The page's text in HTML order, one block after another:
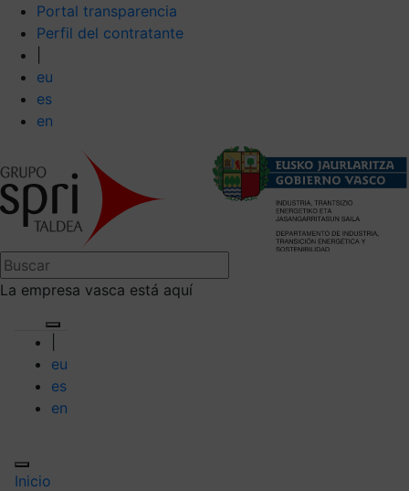
Portal transparencia
Perfil del contratante
eu
es
en
La empresa vasca está aquí
eu
es
en
Inicio